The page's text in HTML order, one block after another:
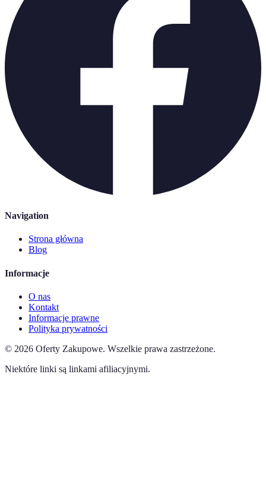
Navigation
Strona główna
Blog
Informacje
O nas
Kontakt
Informacje prawne
Polityka prywatności
© 2026 Oferty Zakupowe. Wszelkie prawa zastrzeżone.
Niektóre linki są linkami afiliacyjnymi.